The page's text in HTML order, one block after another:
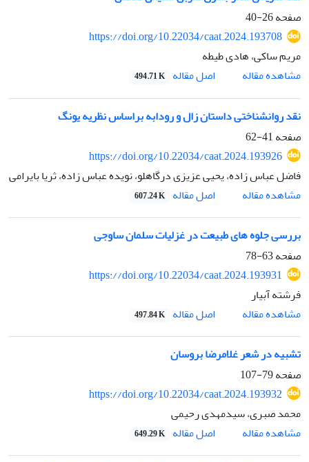
صفحه26-40
https://doi.org/10.22034/caat.2024.193708
مریم ساکی، هادی طیطه
مشاهده مقاله
اصل مقاله 494.71 K
نقد روانشناختی داستان زال و رودابه براساس نظریه یونگ
صفحه41-62
https://doi.org/10.22034/caat.2024.193926
فاضل عباس زاده، یحیی عزیزی درگاهلو، نویده عباس زاده، ثریا بایرامی
مشاهده مقاله
اصل مقاله 607.24 K
بررسی جلوه های طبیعت در غزلیات سلمان ساوجی
صفحه63-78
https://doi.org/10.22034/caat.2024.193931
فرشته آبیار
مشاهده مقاله
اصل مقاله 497.84 K
تشبیه در شعر غلامرضا بروسان
صفحه79-107
https://doi.org/10.22034/caat.2024.193932
محمد صبری، سیدمهدی رحیمی
مشاهده مقاله
اصل مقاله 649.29 K